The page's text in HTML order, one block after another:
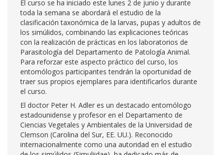
El curso se ha iniciado este lunes 2 de junio y durante
toda la semana se abordará el estudio de la
clasificación taxonómica de la larvas, pupas y adultos de
los simúlidos, combinando las explicaciones teóricas
con la realización de prácticas en los laboratorios de
Parasitología del Departamento de Patología Animal.
Para reforzar este aspecto práctico del curso, los
entomólogos participantes tendrán la oportunidad de
traer sus propios ejemplares para identificarlos durante
el curso.
El doctor Peter H. Adler es un destacado entomólogo
estadounidense y profesor en el Departamento de
Ciencias Vegetales y Ambientales de la Universidad de
Clemson (Carolina del Sur, EE. UU.). Reconocido
internacionalmente como una autoridad en el estudio